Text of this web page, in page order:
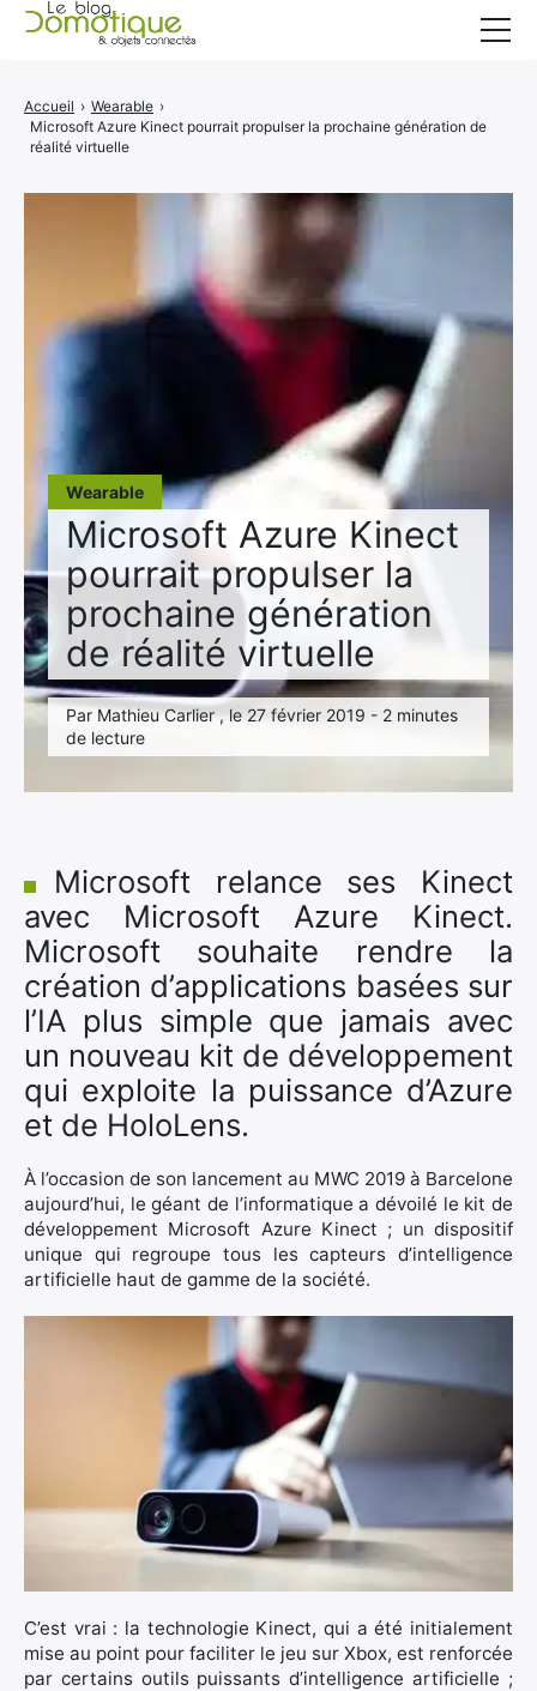
Wearable
Microsoft Azure Kinect
pourrait propulser la
prochaine génération
de réalité virtuelle
Par Mathieu Carlier , le 27 février 2019 - 2 minutes
de lecture
Accueil › Wearable ›
Microsoft Azure Kinect pourrait propulser la prochaine génération de
réalité virtuelle
Microsoft relance ses Kinect
avec Microsoft Azure Kinect.
Microsoft souhaite rendre la
création d’applications basées sur
l’IA plus simple que jamais avec
un nouveau kit de développement
qui exploite la puissance d’Azure
et de HoloLens.
À l’occasion de son lancement au MWC 2019 à Barcelone
aujourd’hui, le géant de l’informatique a dévoilé le kit de
développement Microsoft Azure Kinect ; un dispositif
unique qui regroupe tous les capteurs d’intelligence
artificielle haut de gamme de la société.
C’est vrai : la technologie Kinect, qui a été initialement
mise au point pour faciliter le jeu sur Xbox, est renforcée
par certains outils puissants d’intelligence artificielle ;
Catégories